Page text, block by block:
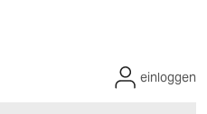
einloggen